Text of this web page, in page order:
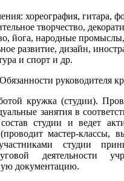
хореография, гитара,
творчество,
йога, народные
развитие, дизайн,
и спорт и др.
Обязанности руководителя
кружка (студии).
занятия в
студии и ведет
(проводит мастер-классы,
студии
деятельности
документацию.